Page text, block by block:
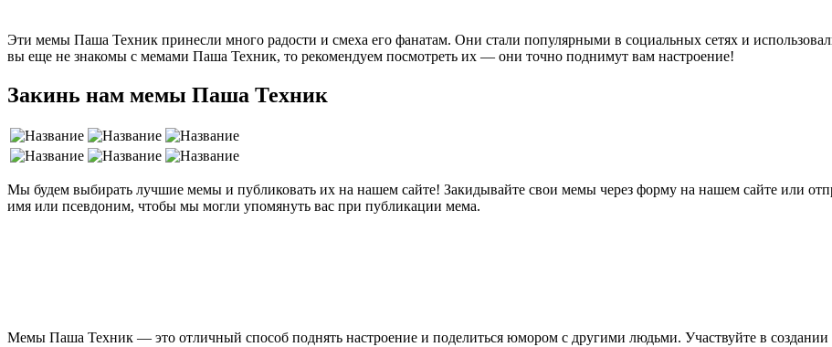
Эти мемы Паша Техник принесли много радости и смеха его фанатам. Они стали популярными в социальных сетях и
вы еще не знакомы с мемами Паша Техник, то рекомендуем посмотреть их — они точно поднимут вам настроение!
Закинь нам мемы Паша Техник
Мы будем выбирать лучшие мемы и публиковать их на нашем сайте! Закидывайте свои мемы через форму на нашем сайте или
имя или псевдоним, чтобы мы могли упомянуть вас при публикации мема.
Мемы Паша Техник — это отличный способ поднять настроение и поделиться юмором с другими людьми. Участвуйте в